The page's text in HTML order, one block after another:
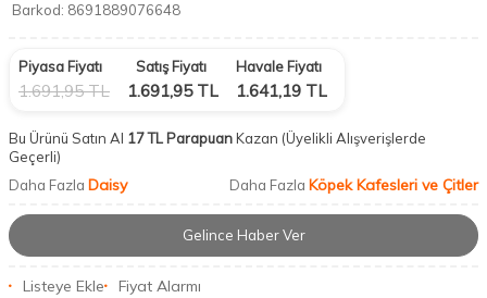
Barkod: 8691889076648
Piyasa Fiyatı
1.691,95TL
Satış Fiyatı
1.691,95TL
Havale Fiyatı
1.641,19 TL
Bu Ürünü Satın Al 17 TL ParapuanKazan (Üyelikli Alışverişlerde
Geçerli)
Daha Fazla Daisy Daha Fazla Köpek Kafesleri ve Çitler
Gelince Haber Ver
Listeye Ekle Fiyat Alarmı